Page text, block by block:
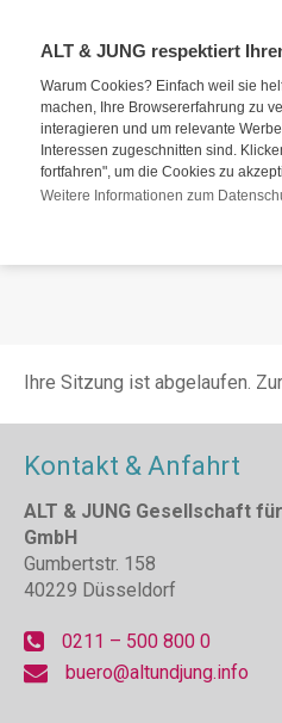
ALT & JUNG respektiert
Warum Cookies? Einfach weil sie
machen, Ihre Browsererfahrung zu
interagieren und um relevante
Interessen zugeschnitten sind.
fortfahren", um die Cookies zu
Weitere Informationen zum
Ihre Sitzung ist abgelaufen.
Kontakt & Anfahrt
ALT & JUNG Gesellschaft
GmbH
Gumbertstr. 158
40229 Düsseldorf
0211 – 500 800 0
buero@altundjung.info